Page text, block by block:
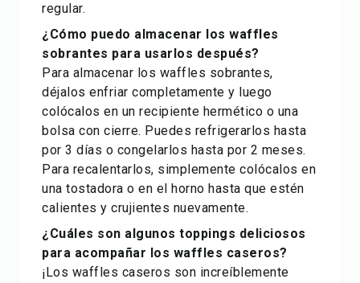
regular.
¿Cómo puedo almacenar los waffles
sobrantes para usarlos después?
Para almacenar los waffles sobrantes,
déjalos enfriar completamente y luego
colócalos en un recipiente hermético o una
bolsa con cierre. Puedes refrigerarlos hasta
por 3 días o congelarlos hasta por 2 meses.
Para recalentarlos, simplemente colócalos en
una tostadora o en el horno hasta que estén
calientes y crujientes nuevamente.
¿Cuáles son algunos toppings deliciosos
para acompañar los waffles caseros?
¡Los waffles caseros son increíblemente